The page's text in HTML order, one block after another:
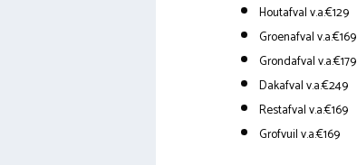
Houtafval v.a.€129
Groenafval v.a.€169
Grondafval v.a.€179
Dakafval v.a.€249
Restafval v.a.€169
Grofvuil v.a.€169